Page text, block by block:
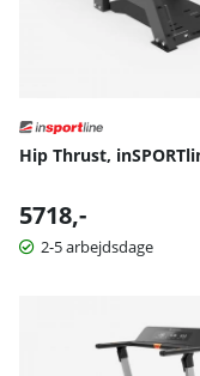
Hip Thrust,
5718,-
2-5 arbejdsdage